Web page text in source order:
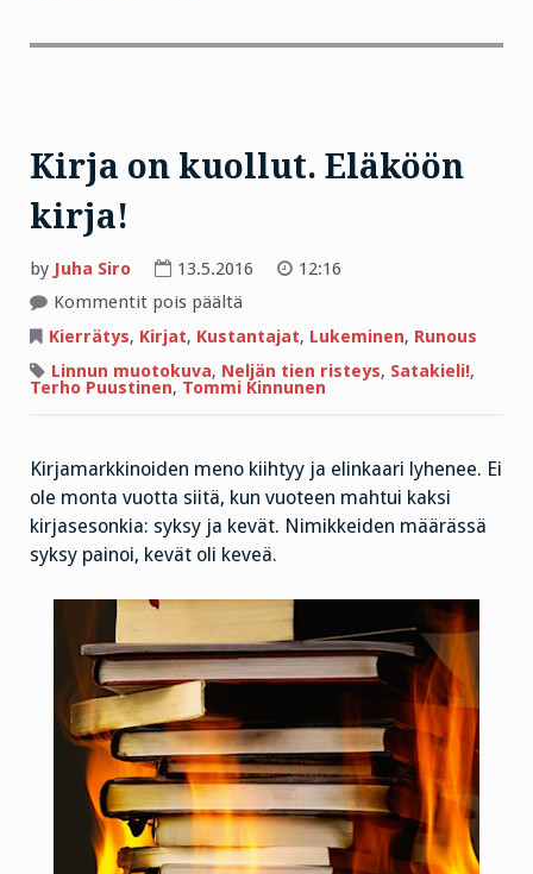
Kirja on kuollut. Eläköön
kirja!
by Juha Siro 13.5.2016
12:16
Kommentit pois päältä
on
kuollut.
Eläköön
kirja!
Kierrätys, Kirjat, Kustantajat, Lukeminen, Runous
Linnun muotokuva, Neljän tien risteys, Satakieli!,
Terho Puustinen, Tommi Kinnunen
Kirjamarkkinoiden meno kiihtyy ja elinkaari lyhenee. Ei
ole monta vuotta siitä, kun vuoteen mahtui kaksi
kirjasesonkia: syksy ja kevät. Nimikkeiden määrässä
syksy painoi, kevät oli keveä.